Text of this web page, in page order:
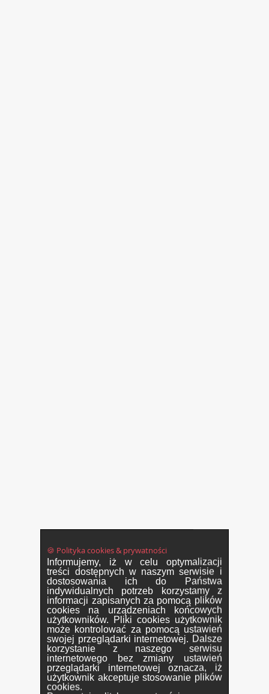
🍪 Polityka cookies & prywatności
Informujemy, iż w celu optymalizacji
treści dostępnych w naszym serwisie i
dostosowania ich do Państwa
indywidualnych potrzeb korzystamy z
informacji zapisanych za pomocą plików
cookies na urządzeniach końcowych
użytkowników. Pliki cookies użytkownik
może kontrolować za pomocą ustawień
swojej przeglądarki internetowej. Dalsze
korzystanie z naszego serwisu
internetowego bez zmiany ustawień
przeglądarki internetowej oznacza, iż
użytkownik akceptuje stosowanie plików
cookies.